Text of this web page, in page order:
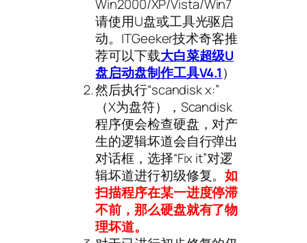
Win2000/XP/Vista/Win7
请使用U盘或工具光驱启
动。ITGeeker技术奇客推
荐可以下载大白菜超级U
盘启动盘制作工具V4.1）
然后执行“scandisk x:”
（X为盘符），Scandisk
程序便会检查硬盘，对产
生的逻辑坏道会自行弹出
对话框，选择“Fix it”对逻
辑坏道进行初级修复。如
扫描程序在某一进度停滞
不前，那么硬盘就有了物
理坏道。